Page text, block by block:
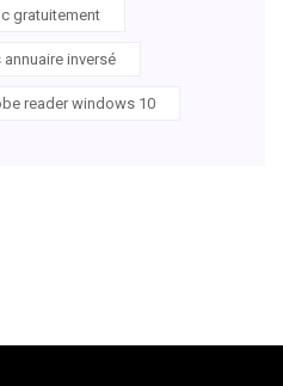
gratuitement
inversé
reader windows 10